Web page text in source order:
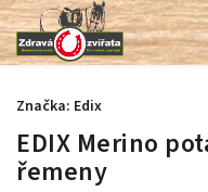
EDIX Merino
řemeny
Značka: Edix